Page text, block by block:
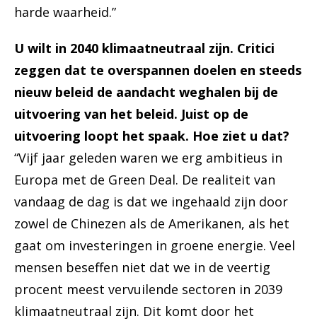
harde waarheid.”
U wilt in 2040 klimaatneutraal zijn. Critici
zeggen dat te overspannen doelen en steeds
nieuw beleid de aandacht weghalen bij de
uitvoering van het beleid. Juist op de
uitvoering loopt het spaak. Hoe ziet u dat?
“Vijf jaar geleden waren we erg ambitieus in
Europa met de Green Deal. De realiteit van
vandaag de dag is dat we ingehaald zijn door
zowel de Chinezen als de Amerikanen, als het
gaat om investeringen in groene energie. Veel
mensen beseffen niet dat we in de veertig
procent meest vervuilende sectoren in 2039
klimaatneutraal zijn. Dit komt door het